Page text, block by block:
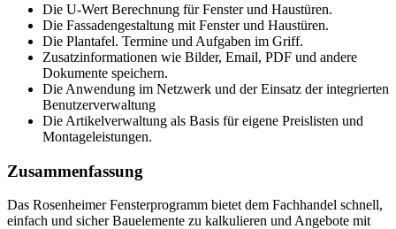
Die U-Wert Berechnung für Fenster und Haustüren.
Die Fassadengestaltung mit Fenster und Haustüren.
Die Plantafel. Termine und Aufgaben im Griff.
Zusatzinformationen wie Bilder, Email, PDF und andere
Dokumente speichern.
Die Anwendung im Netzwerk und der Einsatz der integrierten
Benutzerverwaltung
Die Artikelverwaltung als Basis für eigene Preislisten und
Montageleistungen.
Zusammenfassung
Das Rosenheimer Fensterprogramm bietet dem Fachhandel schnell,
einfach und sicher Bauelemente zu kalkulieren und Angebote mit